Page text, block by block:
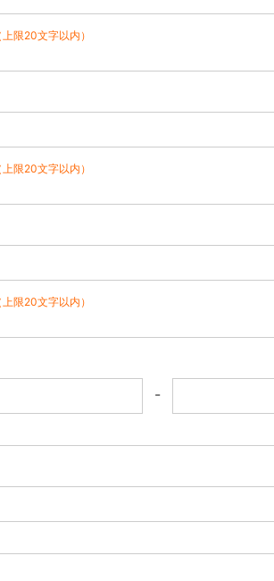
上限20文字以内）
上限20文字以内）
上限20文字以内）
-